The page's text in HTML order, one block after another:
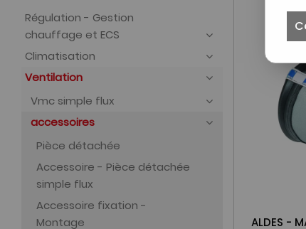
Régulation - Gestion
chauffage et ECS
Climatisation
Ventilation
Vmc simple flux
accessoires
Pièce détachée
Accessoire - Pièce détachée
simple flux
Accessoire fixation -
Montage
ALDES -